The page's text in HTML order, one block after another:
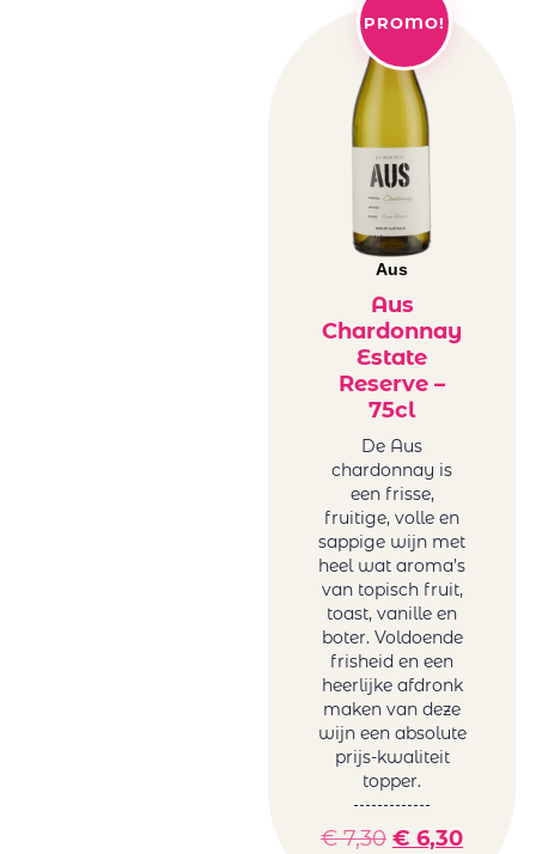
PROMO!
Aus
Aus
Chardonnay
Estate
Reserve –
75cl
De Aus
chardonnay is
een frisse,
fruitige, volle en
sappige wijn met
heel wat aroma’s
van topisch fruit,
toast, vanille en
boter. Voldoende
frisheid en een
heerlijke afdronk
maken van deze
wijn een absolute
prijs-kwaliteit
topper.
€7,30 € 6,30